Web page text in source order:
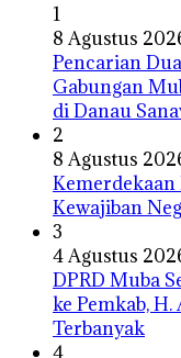
1
8 Agustus
Pencarian
Gabungan
di Danau
2
8 Agustus
Kemerdekaan
Kewajiban
3
4 Agustus
DPRD Muba
ke Pemkab,
Terbanyak
4